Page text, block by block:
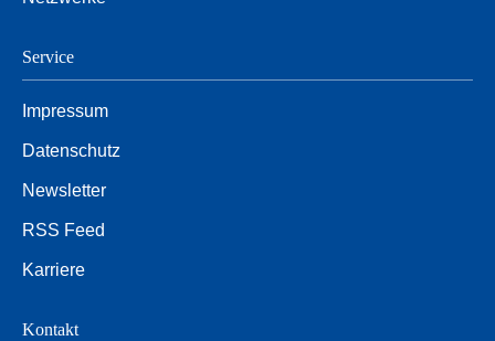
Service
Impressum
Datenschutz
Newsletter
RSS Feed
Karriere
Kontakt